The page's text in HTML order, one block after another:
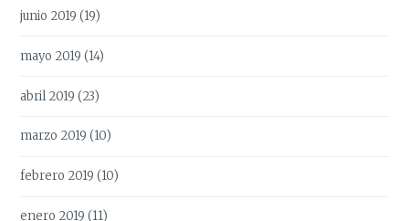
junio 2019 (19)
mayo 2019 (14)
abril 2019 (23)
marzo 2019 (10)
febrero 2019 (10)
enero 2019 (11)